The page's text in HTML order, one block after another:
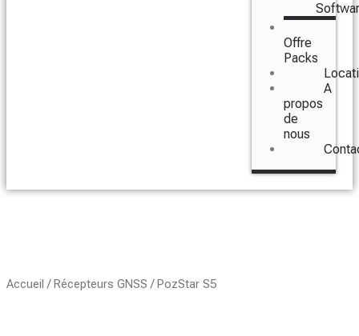
Offre
Packs
A
propos
de
nous
Accueil /Récepteurs GNSS / PozStar S5